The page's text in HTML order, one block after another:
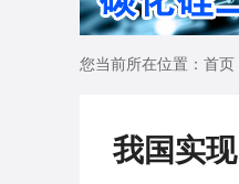
您当前所在位置： 首页
我国实